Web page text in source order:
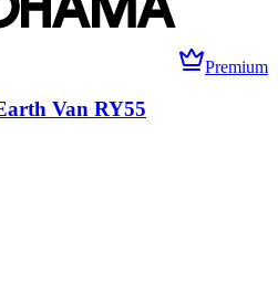
Premium
Van RY55